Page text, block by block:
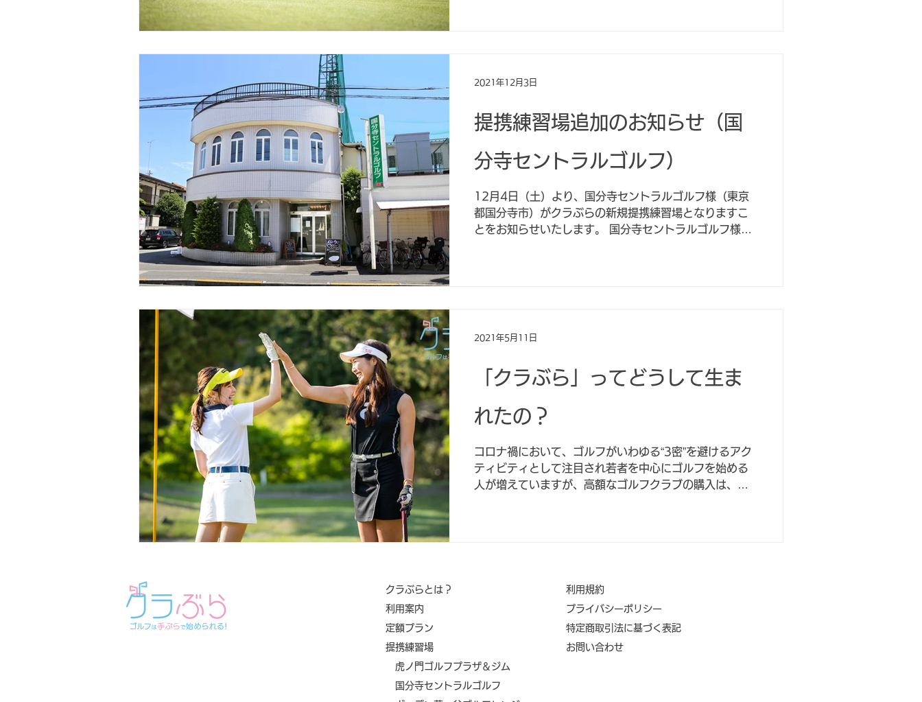
提携練習場追加のお知らせ（国
分寺セントラルゴルフ）
12月4日（土）より、国分寺セントラルゴルフ様（東京
都国分寺市）がクラぶらの新規提携練習場となりますこ
とをお知らせいたします。 国分寺セントラルゴルフ様
2021年12月3日
「クラぶら」ってどうして生ま
れたの？
コロナ禍において、ゴルフがいわゆる“3密”を避けるアク
ティビティとして注目され若者を中心にゴルフを始める
人が増えていますが、高額なゴルフクラブの購入は、ゴ
2021年5月11日
クラぶらとは？
利用案内
​定額プラン
​提携練習場
虎ノ門ゴルフプラザ＆ジム
国分寺セントラルゴルフ
利用規約
​プライバシーポリシー
特定商取引法に基づく表記
​お問い合わせ